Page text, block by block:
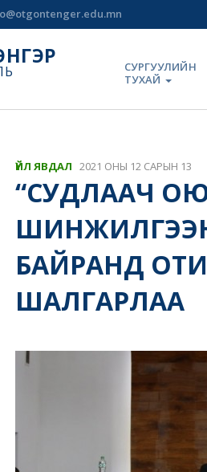
СУРГУУЛИЙН
ТУХАЙ
ҮЙЛ ЯВДАЛ 2021 ОНЫ 12 САРЫН 13
“СУДЛААЧ
БАЙРАНД
ШАЛГАРЛАА